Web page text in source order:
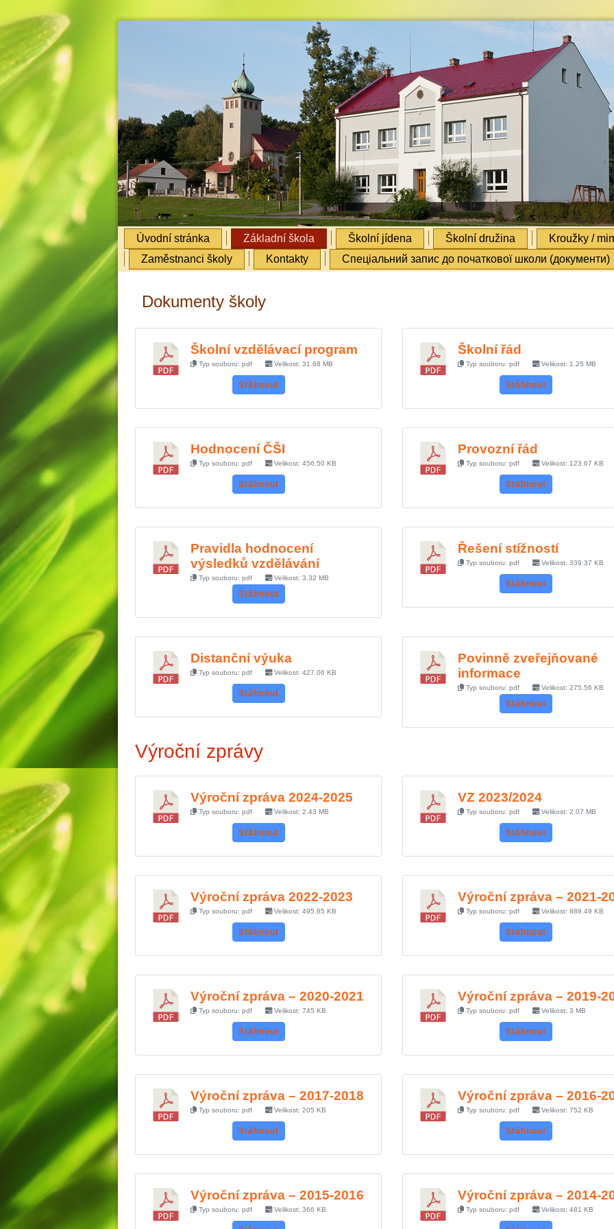
Úvodní stránka Základní škola Školní jídena Školní družina
Kroužky /
Zaměstnanci školy
Kontakty Cпеціальний запис до початкової школи (документи)
Dokumenty školy
Školní vzdělávací program
Typ souboru: pdf Velikost: 31.68 MB
Stáhnout
Školní řád
Typ souboru: pdf Velikost: 1.25 MB
Stáhnout
Hodnocení ČŠI
Typ souboru: pdf Velikost: 456.50 KB
Stáhnout
Provozní řád
Typ souboru: pdf Velikost: 123.67 KB
Stáhnout
Pravidla hodnocení
výsledků vzdělávání
Typ souboru: pdf Velikost: 3.32 MB
Stáhnout
Řešení stížností
Typ souboru: pdf Velikost: 339.37 KB
Stáhnout
Distanční výuka
Typ souboru: pdf Velikost: 427.06 KB
Stáhnout
Povinně zveřejňované
informace
Typ souboru: pdf Velikost: 275.56 KB
Stáhnout
Výroční zprávy
Výroční zpráva 2024-2025
Typ souboru: pdf Velikost: 2.43 MB
Stáhnout
VZ 2023/2024
Typ souboru: pdf Velikost: 2.07 MB
Stáhnout
Výroční zpráva 2022-2023
Typ souboru: pdf Velikost: 495.85 KB
Stáhnout
Výroční zpráva – 2021-
Typ souboru: pdf Velikost: 889.49 KB
Stáhnout
Výroční zpráva – 2020-2021
Typ souboru: pdf Velikost: 745 KB
Stáhnout
Výroční zpráva – 2019-
Typ souboru: pdf Velikost: 3 MB
Stáhnout
Výroční zpráva – 2017-2018
Typ souboru: pdf Velikost: 205 KB
Stáhnout
Výroční zpráva – 2016-
Typ souboru: pdf Velikost: 752 KB
Stáhnout
Výroční zpráva – 2015-2016
Typ souboru: pdf Velikost: 366 KB
Výroční zpráva – 2014-
Typ souboru: pdf Velikost: 481 KB